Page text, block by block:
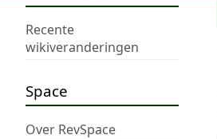
Recente
wikiveranderingen
Space
Over RevSpace